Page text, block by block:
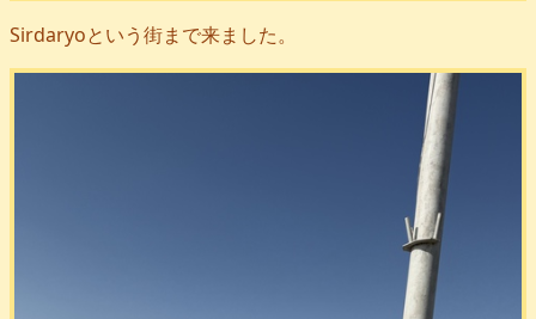
Sirdaryoという街まで来ました。